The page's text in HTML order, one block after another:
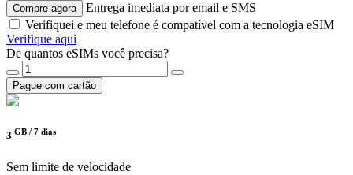
Compre agora
Entrega imediata por email e SMS
Verifiquei e meu telefone é compatível com a tecnologia eSIM
Verifique aqui
De quantos eSIMs você precisa?
Pague com cartão
3 GB / 7 dias
Sem limite de velocidade